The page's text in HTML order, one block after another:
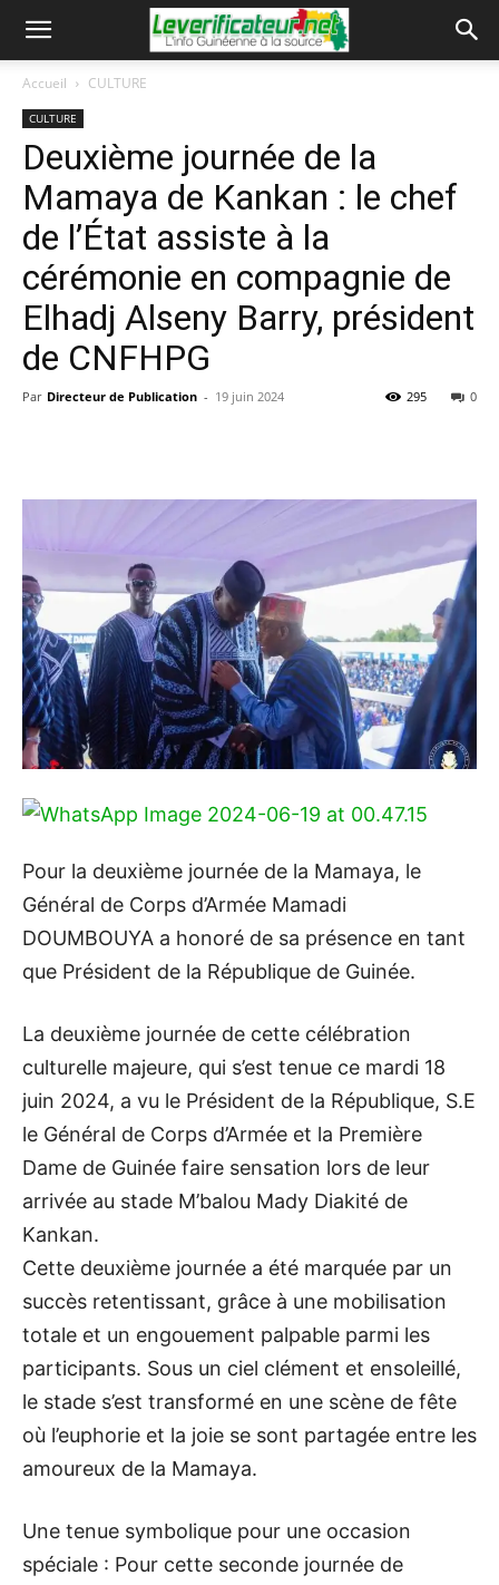
Accueil CULTURE
CULTURE
Deuxième journée de la
Mamaya de Kankan : le chef
de l’État assiste à la
cérémonie en compagnie de
Elhadj Alseny Barry, président
de CNFHPG
Par Directeur de Publication - 19 juin 2024 0
295
Pour la deuxième journée de la Mamaya, le
Général de Corps d’Armée Mamadi
DOUMBOUYA a honoré de sa présence en tant
que Président de la République de Guinée.
La deuxième journée de cette célébration
culturelle majeure, qui s’est tenue ce mardi 18
juin 2024, a vu le Président de la République, S.E
le Général de Corps d’Armée et la Première
Dame de Guinée faire sensation lors de leur
arrivée au stade M’balou Mady Diakité de
Kankan.
Cette deuxième journée a été marquée par un
succès retentissant, grâce à une mobilisation
totale et un engouement palpable parmi les
participants. Sous un ciel clément et ensoleillé,
le stade s’est transformé en une scène de fête
où l’euphorie et la joie se sont partagée entre les
amoureux de la Mamaya.
Une tenue symbolique pour une occasion
spéciale : Pour cette seconde journée de